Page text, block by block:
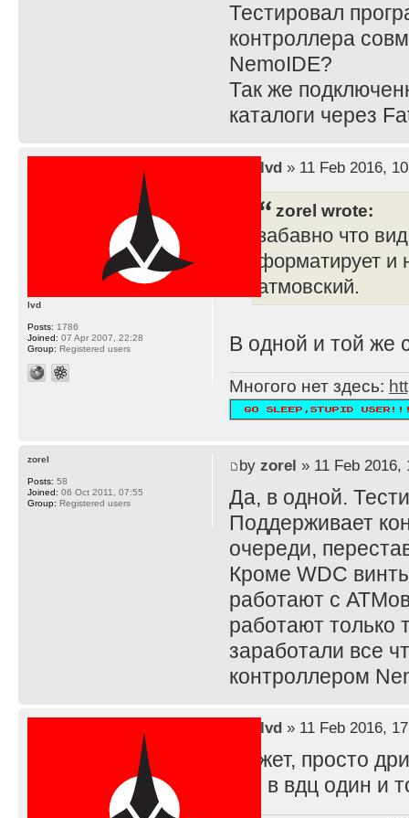
Тестировал
контроллера
NemoIDE?
Так же
каталоги через
lvd» 11 Feb 2016,
zorel wrote:
забавно что
форматирует и
атмовский.
В одной и той же
Многого нет здесь:
lvd
Posts: 1786
Joined: 07 Apr 2007, 22:28
Group: Registered users
by zorel » 11 Feb 2016,
Да, в одной.
Поддерживает
очереди,
Кроме WDC
работают с
работают только
заработали все
контроллером
zorel
Posts: 58
Joined: 06 Oct 2011, 07:55
Group: Registered users
lvd» 11 Feb 2016,
Может, просто
что в вдц один и